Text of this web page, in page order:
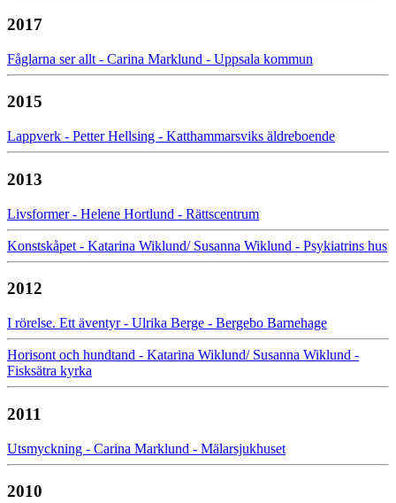
2017
Fåglarna ser allt - Carina Marklund - Uppsala kommun
2015
Lappverk - Petter Hellsing - Katthammarsviks äldreboende
2013
Livsformer - Helene Hortlund - Rättscentrum
Konstskåpet - Katarina Wiklund/ Susanna Wiklund - Psykiatrins hus
2012
I rörelse. Ett äventyr - Ulrika Berge - Bergebo Barnehage
Horisont och hundtand - Katarina Wiklund/ Susanna Wiklund -
Fisksätra kyrka
2011
Utsmyckning - Carina Marklund - Mälarsjukhuset
2010